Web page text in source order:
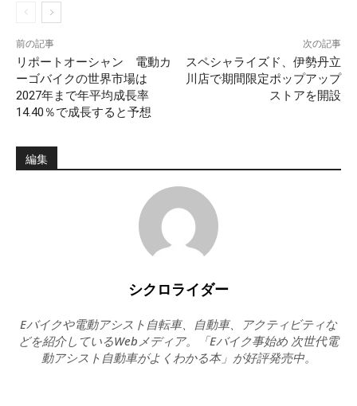
前の記事
リポートオーシャン 電動カ
ーゴバイクの世界市場は
2027年まで年平均成長率
14.40％で成長すると予想
次の記事
スペシャライズド、伊勢丹立
川店で期間限定ポップアップ
ストアを開設
編集
シクロライダー
Eバイクや電動アシスト自転車、自動車、アクティビティな
どを紹介しているWebメディア。「Eバイク事始め 次世代電
動アシスト自動車がよくわかる本」が好評発売中。